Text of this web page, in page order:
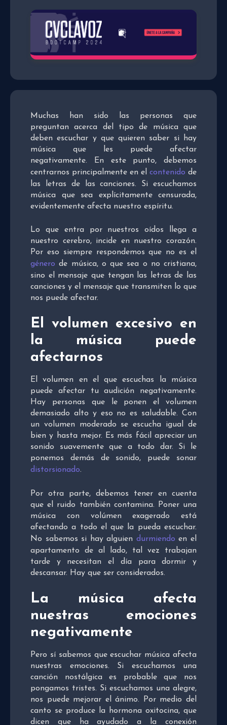
Muchas han sido las personas que
preguntan acerca del tipo de música que
deben escuchar y que quieren saber si hay
música que les puede afectar
negativamente. En este punto, debemos
centrarnos principalmente en el contenido de
las letras de las canciones. Si escuchamos
música que sea explícitamente censurada,
evidentemente afecta nuestro espíritu.
Lo que entra por nuestros oídos llega a
nuestro cerebro, incide en nuestro corazón.
Por eso siempre respondemos que no es el
género de música, o que sea o no cristiana,
sino el mensaje que tengan las letras de las
canciones y el mensaje que transmiten lo que
nos puede afectar.
El volumen excesivo en
la música puede
afectarnos
El volumen en el que escuchas la música
puede afectar tu audición negativamente.
Hay personas que le ponen el volumen
demasiado alto y eso no es saludable. Con
un volumen moderado se escucha igual de
bien y hasta mejor. Es más fácil apreciar un
sonido suavemente que a todo dar. Si le
ponemos demás de sonido, puede sonar
distorsionado.
Por otra parte, debemos tener en cuenta
que el ruido también contamina. Poner una
música con volúmen exagerado está
afectando a todo el que la pueda escuchar.
No sabemos si hay alguien durmiendo en el
apartamento de al lado, tal vez trabajan
tarde y necesitan el día para dormir y
descansar. Hay que ser considerados.
La música afecta
nuestras emociones
negativamente
Pero sí sabemos que escuchar música afecta
nuestras emociones. Si escuchamos una
canción nostálgica es probable que nos
pongamos tristes. Si escuchamos una alegre,
nos puede mejorar el ánimo. Por medio del
canto se produce la hormona oxitocina, que
dicen que ha ayudado a la conexión